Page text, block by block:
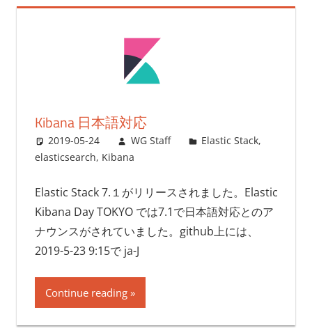
Kibana 日本語対応
2019-05-24 WG Staff Elastic Stack,
elasticsearch, Kibana
Elastic Stack 7.１がリリースされました。Elastic
Kibana Day TOKYO では7.1で日本語対応とのア
ナウンスがされていました。github上には、
2019-5-23 9:15で ja-J
Continue reading